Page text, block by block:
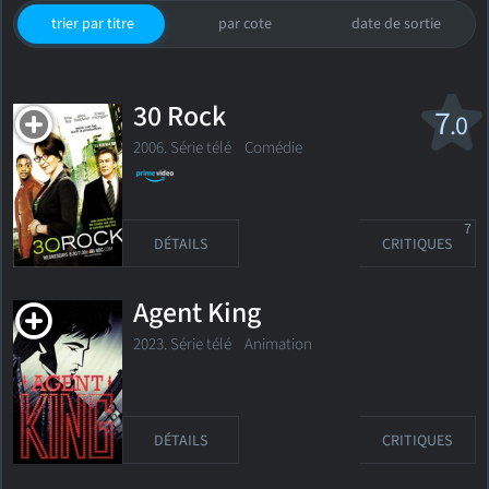
trier par titre par cote date de sortie
7.0
30 Rock
2006. Série télé Comédie
DÉTAILS CRITIQUES
7
Agent King
2023. Série télé Animation
DÉTAILS CRITIQUES